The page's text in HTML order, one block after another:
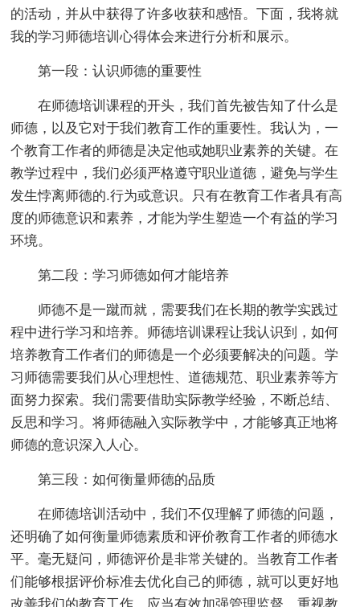
的活动，并从中获得了许多收获和感悟。下面，我将就
我的学习师德培训心得体会来进行分析和展示。
第一段：认识师德的重要性
在师德培训课程的开头，我们首先被告知了什么是
师德，以及它对于我们教育工作的重要性。我认为，一
个教育工作者的师德是决定他或她职业素养的关键。在
教学过程中，我们必须严格遵守职业道德，避免与学生
发生悖离师德的.行为或意识。只有在教育工作者具有高
度的师德意识和素养，才能为学生塑造一个有益的学习
环境。
第二段：学习师德如何才能培养
师德不是一蹴而就，需要我们在长期的教学实践过
程中进行学习和培养。师德培训课程让我认识到，如何
培养教育工作者们的师德是一个必须要解决的问题。学
习师德需要我们从心理想性、道德规范、职业素养等方
面努力探索。我们需要借助实际教学经验，不断总结、
反思和学习。将师德融入实际教学中，才能够真正地将
师德的意识深入人心。
第三段：如何衡量师德的品质
在师德培训活动中，我们不仅理解了师德的问题，
还明确了如何衡量师德素质和评价教育工作者的师德水
平。毫无疑问，师德评价是非常关键的。当教育工作者
们能够根据评价标准去优化自己的师德，就可以更好地